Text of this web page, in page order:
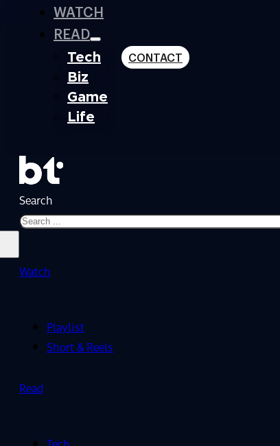
WATCH
READ
Tech
Biz
Game
Life
CONTACT
Search
Watch
Playlist
Short & Reels
Read